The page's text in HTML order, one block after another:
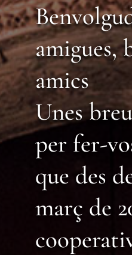
amigues,
amics
Unes
per fer-
que des
març de